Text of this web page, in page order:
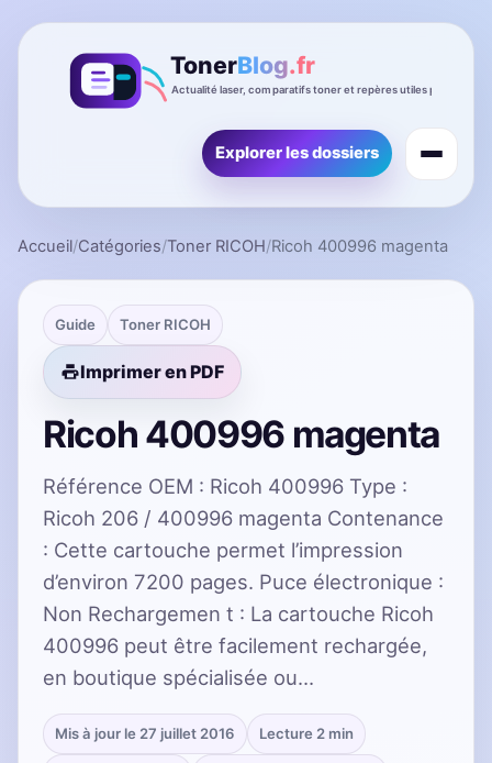
Explorer les dossiers
Accueil/Catégories/Toner RICOH/Ricoh 400996 magenta
Guide Toner RICOH
Imprimer en PDF
Ricoh 400996 magenta
Référence OEM : Ricoh 400996 Type :
Ricoh 206 / 400996 magenta Contenance
: Cette cartouche permet l’impression
d’environ 7200 pages. Puce électronique :
Non Rechargemen t : La cartouche Ricoh
400996 peut être facilement rechargée,
en boutique spécialisée ou…
Mis à jour le 27 juillet 2016 Lecture 2 min